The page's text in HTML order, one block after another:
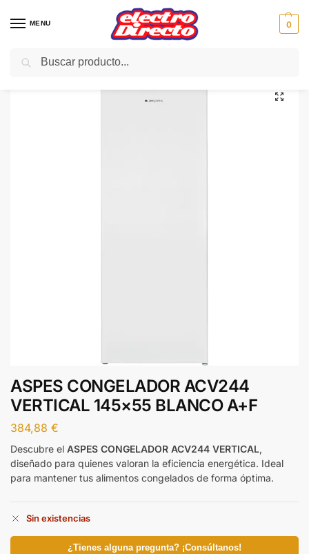
MENU 0
Inicio Gama blanca Congeladores
ASPES CONGELADOR ACV244
VERTICAL 145×55 BLANCO A+F
384,88 €
Descubre el ASPES CONGELADOR ACV244 VERTICAL,
diseñado para quienes valoran la eficiencia energética. Ideal
para mantener tus alimentos congelados de forma óptima.
Sin existencias
¿Tienes alguna pregunta? ¡Consúltanos!